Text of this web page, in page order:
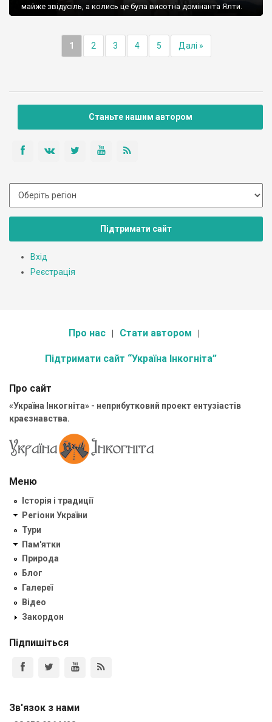
майже звідусіль, а колись це була висотна домінанта Ялти.
1 2 3 4 5 Далі »
Станьте нашим автором
Підтримати сайт
Вхід
Реєстрація
Про нас Стати автором
Підтримати сайт “Україна Інкогніта”
Про сайт
«Україна Інкогніта» - неприбутковий проект ентузіастів
краєзнавства.
Меню
Історія і традиції
Регіони України
Тури
Пам'ятки
Природа
Блог
Галереї
Відео
Закордон
Підпишіться
Зв'язок з нами